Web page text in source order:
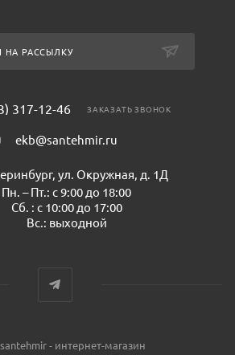
НА РАССЫЛКУ
317-12-46 ЗАКАЗАТЬ ЗВОНОК
ekb@santehmir.ru
ул. Окружная, д. 1Д
Пн. – Пт.: с 9:00 до 18:00
Сб. : с 10:00 до 17:00
Вс.: выходной
- интернет-магазин